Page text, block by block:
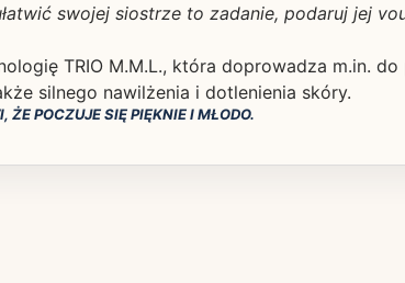
swojej siostrze to zadanie, podaruj jej
TRIO M.M.L., która doprowadza m.in.
silnego nawilżenia i dotlenienia skóry.
POCZUJE SIĘ PIĘKNIE I MŁODO.